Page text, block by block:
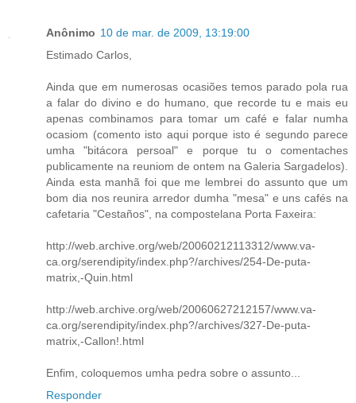
Anônimo 10 de mar. de 2009, 13:19:00
Estimado Carlos,
Ainda que em numerosas ocasiões temos parado pola rua
a falar do divino e do humano, que recorde tu e mais eu
apenas combinamos para tomar um café e falar numha
ocasiom (comento isto aqui porque isto é segundo parece
umha "bitácora persoal" e porque tu o comentaches
publicamente na reuniom de ontem na Galeria Sargadelos).
Ainda esta manhã foi que me lembrei do assunto que um
bom dia nos reunira arredor dumha "mesa" e uns cafés na
cafetaria "Cestaños", na compostelana Porta Faxeira:
http://web.archive.org/web/20060212113312/www.va-
ca.org/serendipity/index.php?/archives/254-De-puta-
matrix,-Quin.html
http://web.archive.org/web/20060627212157/www.va-
ca.org/serendipity/index.php?/archives/327-De-puta-
matrix,-Callon!.html
Enfim, coloquemos umha pedra sobre o assunto...
Responder